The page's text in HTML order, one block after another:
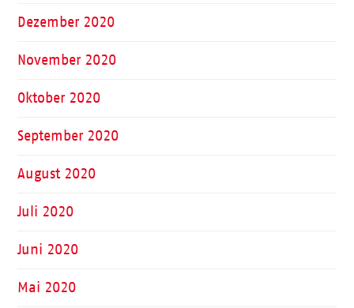
Dezember 2020
November 2020
Oktober 2020
September 2020
August 2020
Juli 2020
Juni 2020
Mai 2020